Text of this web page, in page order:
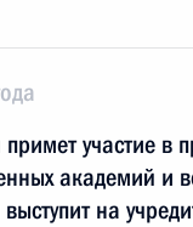
участие в
академий и
на